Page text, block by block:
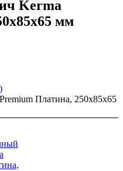
Kerma
мм
Платина, 250х85х65